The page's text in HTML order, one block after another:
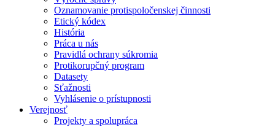
Oznamovanie protispoločenskej činnosti
Etický kódex
História
Práca u nás
Pravidlá ochrany súkromia
Protikorupčný program
Datasety
Sťažnosti
Vyhlásenie o prístupnosti
Verejnosť
Projekty a spolupráca